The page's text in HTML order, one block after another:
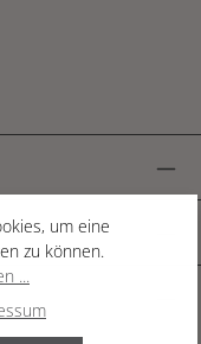
um eine
zu können.
...